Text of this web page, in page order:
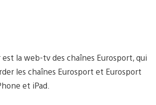
est la web-tv des chaînes Eurosport, qui
les chaînes Eurosport et Eurosport
et iPad.